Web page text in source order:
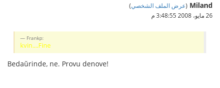
Miland
(عرض الملف الشخصي)
26 مايو، 2008 3:48:55 م
Frankp:
kvin....Fine
Bedaŭrinde, ne. Provu denove!